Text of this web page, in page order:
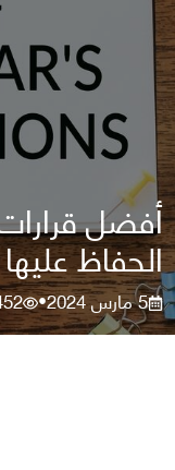
أفضل
الحفاظ عليها
5 مارس 2024 •